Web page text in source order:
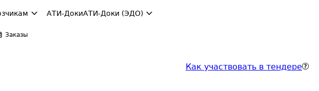
АТИ-ДокиАТИ-Доки (ЭДО)
Заказы
Как участвовать в тендере